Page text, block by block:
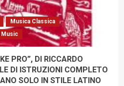
Musica Classica
PRO”, DI RICCARDO
DI ISTRUZIONI COMPLETO
SOLO IN STILE LATINO